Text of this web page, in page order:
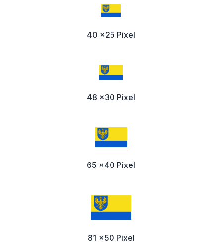
40 x25 Pixel
48 x30 Pixel
65 x40 Pixel
81 x50 Pixel